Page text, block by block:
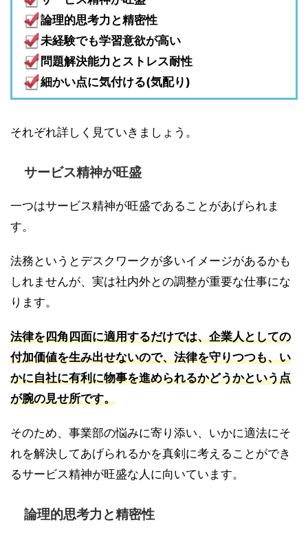
論理的思考力と精密性
未経験でも学習意欲が高い
問題解決能力とストレス耐性
細かい点に気付ける(気配り)
それぞれ詳しく見ていきましょう。
サービス精神が旺盛
一つはサービス精神が旺盛であることがあげられま
す。
法務というとデスクワークが多いイメージがあるかも
しれませんが、実は社内外との調整が重要な仕事にな
ります。
法律を四角四面に適用するだけでは、企業人としての
付加価値を生み出せないので、法律を守りつつも、い
かに自社に有利に物事を進められるかどうかという点
が腕の見せ所です。
そのため、事業部の悩みに寄り添い、いかに適法にそ
れを解決してあげられるかを真剣に考えることができ
るサービス精神が旺盛な人に向いています。
論理的思考力と精密性